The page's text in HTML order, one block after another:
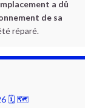
a dû
de sa
réparé.
🗓 🗺